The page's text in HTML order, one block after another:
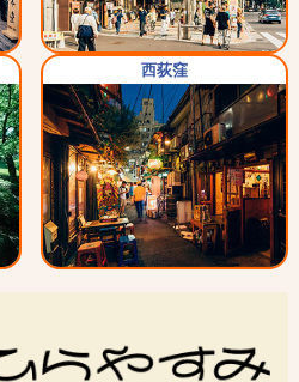
西荻窪